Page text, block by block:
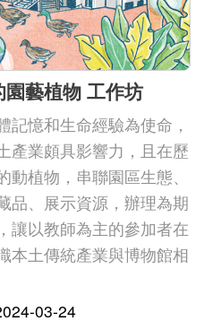
藝植物 工作坊
憶和生命經驗為使命，
產業頗具影響力，且在歷
植物，串聯園區生態、
品、展示資源，辦理為期
讓以教師為主的參加者在
本土傳統產業與博物館相
03-24